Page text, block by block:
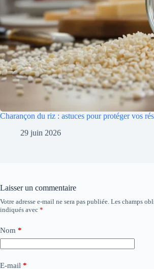
Charançon du riz : astuces pour protéger vos
29 juin 2026
Laisser un commentaire
Votre adresse e-mail ne sera pas publiée. Les champs
indiqués avec *
Nom *
E-mail *